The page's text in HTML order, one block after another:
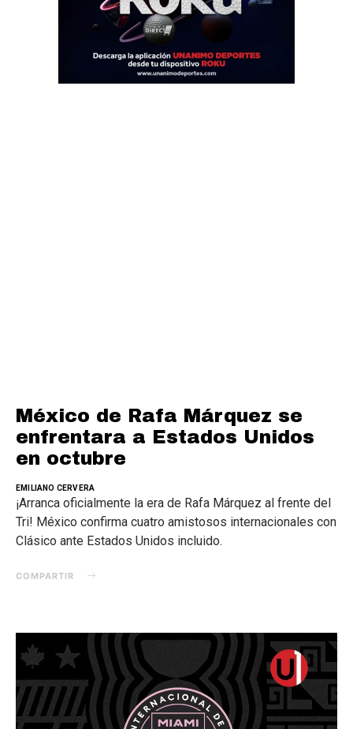
México de Rafa Márquez se
enfrentara a Estados Unidos
en octubre
EMILIANO CERVERA
¡Arranca oficialmente la era de Rafa Márquez al frente del
Tri! México confirma cuatro amistosos internacionales con
Clásico ante Estados Unidos incluido.
COMPARTIR